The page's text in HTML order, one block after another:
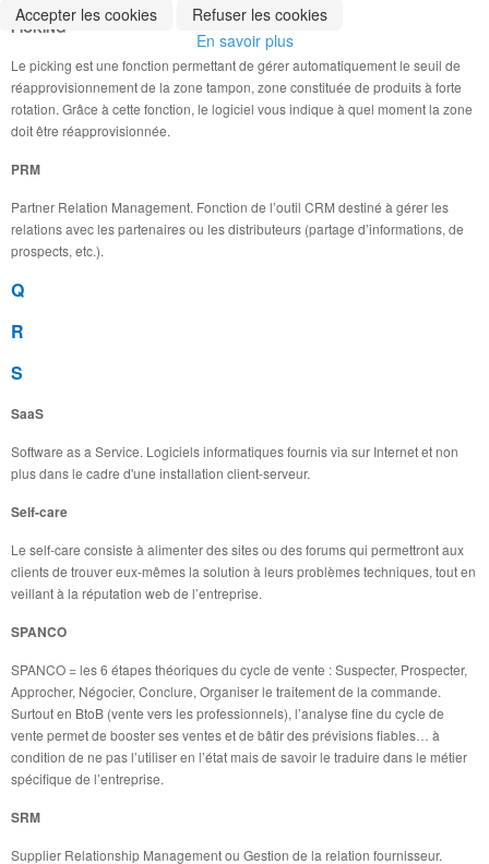
PICKING
Le picking est une fonction permettant de gérer automatiquement le seuil de
réapprovisionnement de la zone tampon, zone constituée de produits à forte
rotation. Grâce à cette fonction, le logiciel vous indique à quel moment la zone
doit être réapprovisionnée.
PRM
Partner Relation Management. Fonction de l’outil CRM destiné à gérer les
relations avec les partenaires ou les distributeurs (partage d’informations, de
prospects, etc.).
Q
R
S
SaaS
Software as a Service. Logiciels informatiques fournis via sur Internet et non
plus dans le cadre d'une installation client-serveur.
Self-care
Le self-care consiste à alimenter des sites ou des forums qui permettront aux
clients de trouver eux-mêmes la solution à leurs problèmes techniques, tout en
veillant à la réputation web de l’entreprise.
SPANCO
SPANCO = les 6 étapes théoriques du cycle de vente : Suspecter, Prospecter,
Approcher, Négocier, Conclure, Organiser le traitement de la commande.
Surtout en BtoB (vente vers les professionnels), l’analyse fine du cycle de
vente permet de booster ses ventes et de bâtir des prévisions fiables… à
condition de ne pas l’utiliser en l’état mais de savoir le traduire dans le métier
spécifique de l’entreprise.
SRM
Supplier Relationship Management ou Gestion de la relation fournisseur.
Accepter les cookies
Refuser les cookies
En savoir plus